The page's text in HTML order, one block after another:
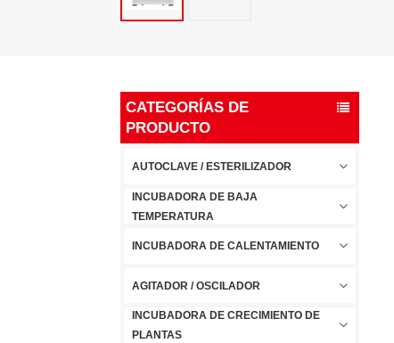
CATEGORÍAS DE
PRODUCTO
AUTOCLAVE / ESTERILIZADOR
INCUBADORA DE BAJA
TEMPERATURA
INCUBADORA DE CALENTAMIENTO
AGITADOR / OSCILADOR
INCUBADORA DE CRECIMIENTO DE
PLANTAS